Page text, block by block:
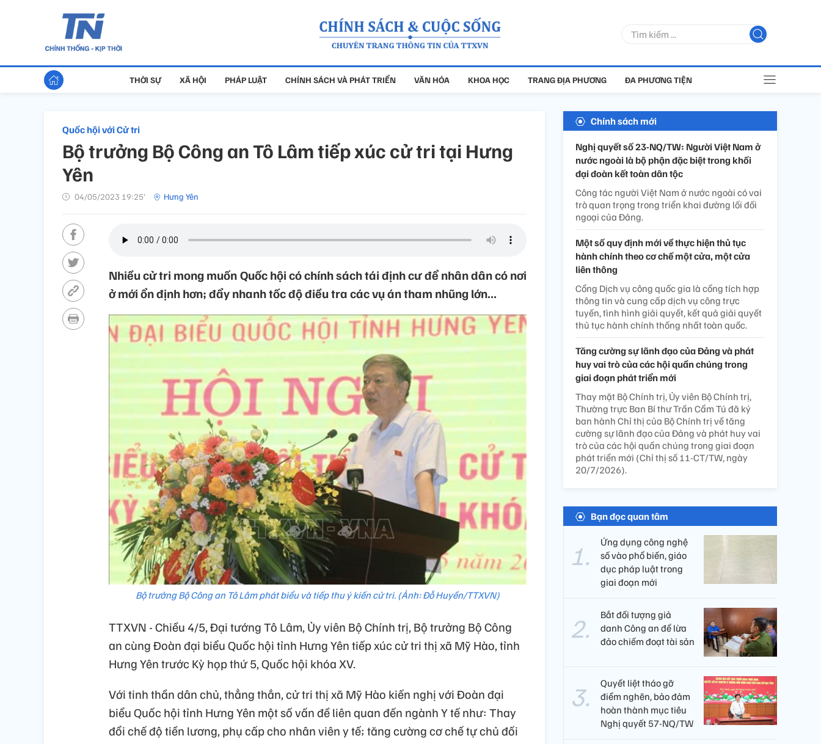
THỜI SỰ XÃ HỘI PHÁP LUẬT CHÍNH SÁCH VÀ PHÁT TRIỂN VĂN HÓA KHOA HỌC TRANG ĐỊA PHƯƠNG ĐA PHƯƠNG TIỆN
Quốc hội với Cử tri
Bộ trưởng Bộ Công an Tô Lâm tiếp xúc cử tri tại Hưng
Yên
04/05/2023 19:25’ Hưng Yên
Nhiều cử tri mong muốn Quốc hội có chính sách tái định cư để nhân dân có nơi
ở mới ổn định hơn; đẩy nhanh tốc độ điều tra các vụ án tham nhũng lớn...
Bộ trưởng Bộ Công an Tô Lâm phát biểu và tiếp thu ý kiến cử tri. (Ảnh: Đỗ Huyền/TTXVN)
TTXVN - Chiều 4/5, Đại tướng Tô Lâm, Ủy viên Bộ Chính trị, Bộ trưởng Bộ Công
an cùng Đoàn đại biểu Quốc hội tỉnh Hưng Yên tiếp xúc cử tri thị xã Mỹ Hào, tỉnh
Hưng Yên trước Kỳ họp thứ 5, Quốc hội khóa XV.
Với tinh thần dân chủ, thẳng thắn, cử tri thị xã Mỹ Hào kiến nghị với Đoàn đại
biểu Quốc hội tỉnh Hưng Yên một số vấn đề liên quan đến ngành Y tế như: Thay
đổi chế độ tiền lương, phụ cấp cho nhân viên y tế; tăng cường cơ chế tự chủ đối
Chính sách mới
Nghị quyết số 23-NQ/TW: Người Việt Nam ở
nước ngoài là bộ phận đặc biệt trong khối
đại đoàn kết toàn dân tộc
Công tác người Việt Nam ở nước ngoài có vai
trò quan trọng trong triển khai đường lối đối
ngoại của Đảng.
Một số quy định mới về thực hiện thủ tục
hành chính theo cơ chế một cửa, một cửa
liên thông
Cổng Dịch vụ công quốc gia là cổng tích hợp
thông tin và cung cấp dịch vụ công trực
tuyến, tình hình giải quyết, kết quả giải quyết
thủ tục hành chính thống nhất toàn quốc.
Tăng cường sự lãnh đạo của Đảng và phát
huy vai trò của các hội quần chúng trong
giai đoạn phát triển mới
Thay mặt Bộ Chính trị, Ủy viên Bộ Chính trị,
Thường trực Ban Bí thư Trần Cẩm Tú đã ký
ban hành Chỉ thị của Bộ Chính trị về tăng
cường sự lãnh đạo của Đảng và phát huy vai
trò của các hội quần chúng trong giai đoạn
phát triển mới (Chỉ thị số 11-CT/TW, ngày
20/7/2026).
Bạn đọc quan tâm
Ứng dụng công nghệ
số vào phổ biến, giáo
dục pháp luật trong
giai đoạn mới
Bắt đối tượng giả
danh Công an để lừa
đảo chiếm đoạt tài sản
Quyết liệt tháo gỡ
điểm nghẽn, bảo đảm
hoàn thành mục tiêu
Nghị quyết 57-NQ/TW